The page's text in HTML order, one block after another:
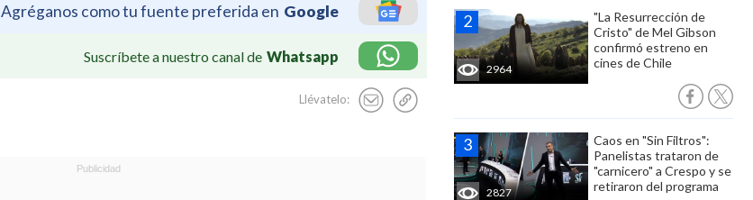
Agréganos como tu fuente preferida en Google
Suscríbete a nuestro canal de Whatsapp
Llévatelo:
2964
"La Resurrección de
Cristo" de Mel Gibson
confirmó estreno en
cines de Chile
2827
Caos en "Sin Filtros":
Panelistas trataron de
"carnicero" a Crespo y se
retiraron del programa